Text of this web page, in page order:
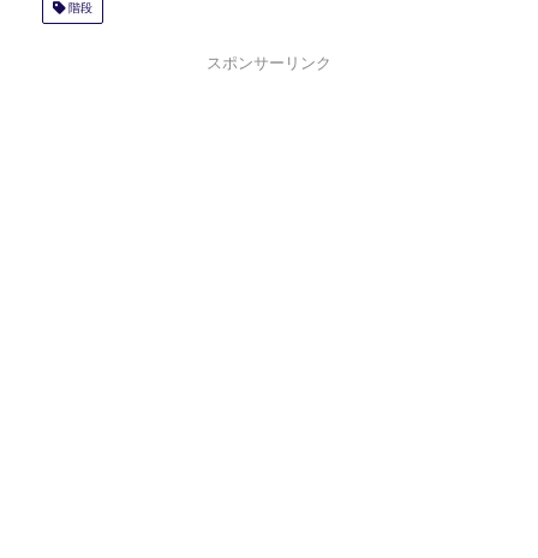
階段
スポンサーリンク